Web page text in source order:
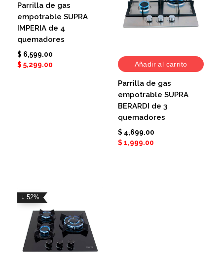
Parrilla de gas
empotrable SUPRA
IMPERIA de 4
quemadores
$ 6,599.00
$ 5,299.00 Añadir al carrito
Parrilla de gas
empotrable SUPRA
BERARDI de 3
quemadores
$ 4,699.00
$ 1,999.00
↓ 52%